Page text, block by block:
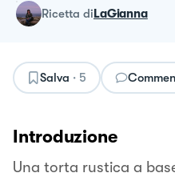
ricetta diLaGianna
Salva · 5
Introduzione
Una torta rustica a